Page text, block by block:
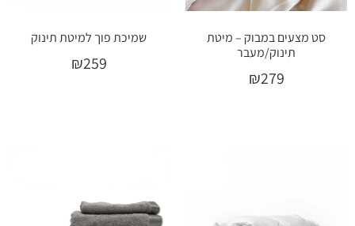
סט מצעים במבוק – מיטת
תינוק/מעבר
₪279
שמיכת פוך למיטת תינוק
₪259